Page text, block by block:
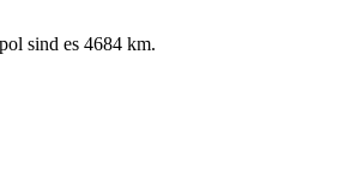
sind es 4684 km.